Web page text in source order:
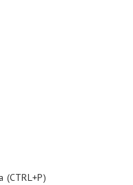
(CTRL+P)